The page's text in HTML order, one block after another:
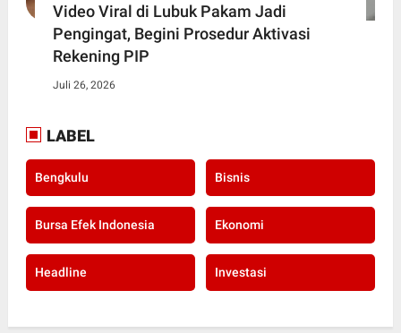
Video Viral di Lubuk Pakam Jadi
Pengingat, Begini Prosedur Aktivasi
Rekening PIP
Juli 26, 2026
LABEL
Bengkulu Bisnis
Bursa Efek Indonesia Ekonomi
Headline Investasi